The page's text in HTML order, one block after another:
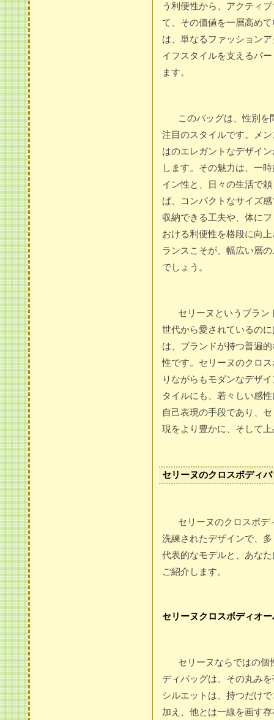
う利便性から、アクティ
て、その価値を一層高め
は、単なるファッション
イフスタイルを支えるパ
ます。
このバッグは、性別
注目のスタイルです。メ
はのエレガントなデザイ
します。その魅力は、一
イン性と、日々の生活で
ば、コンパクトなサイズ
収納できる工夫や、体に
おける利便性を格段に向
ランスこそが、幅広い層
でしょう。
セリーヌというブラン
世代から愛されているの
は、ブランドが持つ普遍
性です。セリーヌのクロ
りながらもモダンなデザ
タイルにも、若々しい感
自己表現の手段であり、
現をより豊かに、そして
セリーヌのクロスボディ
セリーヌのクロスボデ
洗練されたデザインで、
代表的なモデルと、あな
ご紹介します。
セリーヌクロスボディオ
セリーヌならではの個
ディバッグは、その丸み
シルエットは、持つだけ
加え、他とは一線を画す